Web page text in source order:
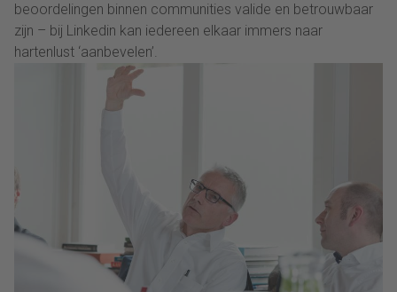
beoordelingen binnen communities valide en betrouwbaar
zijn – bij Linkedin kan iedereen elkaar immers naar
hartenlust ‘aanbevelen’.